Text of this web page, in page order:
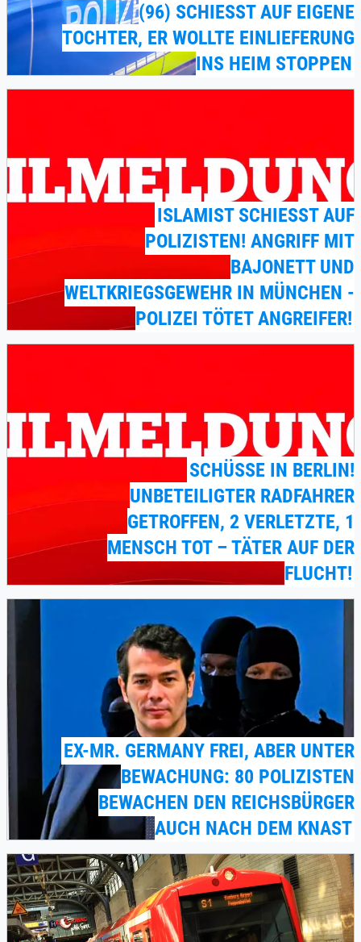
(96) SCHIESST AUF EIGENE T
OCHTER, ER WOLLTE EINLIEFERUNG I
NS HEIM STOPPEN
ISLAMIST SCHIESST AUF P
OLIZISTEN! ANGRIFF MIT B
AJONETT UND W
ELTKRIEGSGEWEHR IN MÜNCHEN - P
OLIZEI TÖTET ANGREIFER!
SCHÜSSE IN BERLIN!
UNBETEILIGTER RADFAHRER
GETROFFEN, 2 VERLETZTE, 1
MENSCH TOT – TÄTER AUF DER
FLUCHT!
EX-MR. GERMANY FREI, ABER UNTER
BEWACHUNG: 80 POLIZISTEN
BEWACHEN DEN REICHSBÜRGER
AUCH NACH DEM KNAST